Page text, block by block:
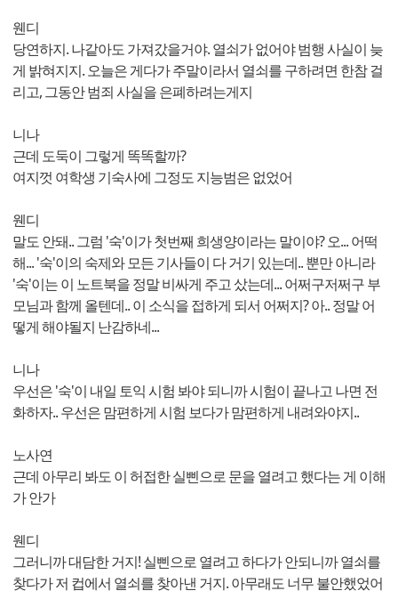
웬디
당연하지. 나같아도 가져갔을거야. 열쇠가 없어야 범행 사실이 늦
게 밝혀지지. 오늘은 게다가 주말이라서 열쇠를 구하려면 한참 걸
리고, 그동안 범죄 사실을 은폐하려는게지
니나
근데 도둑이 그렇게 똑똑할까?
여지껏 여학생 기숙사에 그정도 지능범은 없었어
웬디
말도 안돼.. 그럼 '숙'이가 첫번째 희생양이라는 말이야? 오... 어떡
해... '숙'이의 숙제와 모든 기사들이 다 거기 있는데.. 뿐만 아니라
'숙'이는 이 노트북을 정말 비싸게 주고 샀는데... 어쩌구저쩌구 부
모님과 함께 올텐데.. 이 소식을 접하게 되서 어쩌지? 아.. 정말 어
떻게 해야될지 난감하네...
니나
우선은 '숙'이 내일 토익 시험 봐야 되니까 시험이 끝나고 나면 전
화하자.. 우선은 맘편하게 시험 보다가 맘편하게 내려와야지..
노사연
근데 아무리 봐도 이 허접한 실삔으로 문을 열려고 했다는 게 이해
가 안가
웬디
그러니까 대담한 거지! 실삔으로 열려고 하다가 안되니까 열쇠를
찾다가 저 컵에서 열쇠를 찾아낸 거지. 아무래도 너무 불안했었어